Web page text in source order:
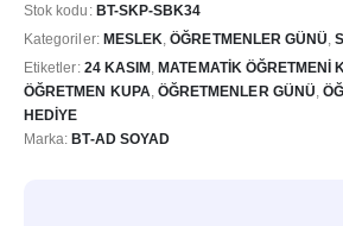
Stok kodu: BT-SKP-SBK34
Kategoriler: MESLEK,ÖĞRETMENLER GÜNÜ,
Etiketler: 24 KASIM ,MATEMATIK ÖĞRETMENI
ÖĞRETMEN KUPA ÖĞRETMENLER GÜNÜ
HEDIYE
Marka:BT-AD SOYAD